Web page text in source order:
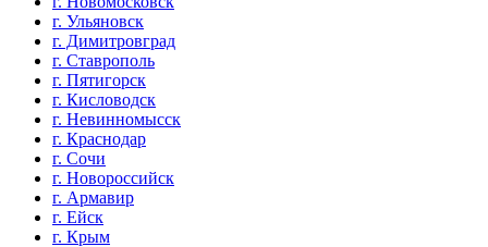
г. Ульяновск
г. Димитровград
г. Ставрополь
г. Пятигорск
г. Кисловодск
г. Невинномысск
г. Краснодар
г. Сочи
г. Новороссийск
г. Армавир
г. Ейск
г. Крым